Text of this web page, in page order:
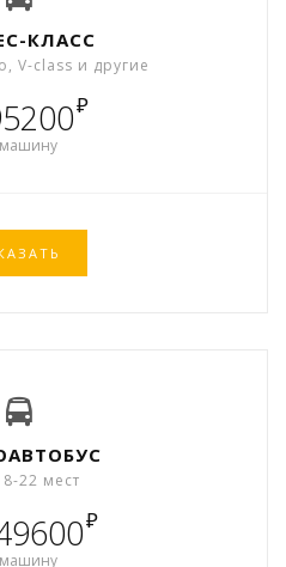
КЛАСС
V-class и другие
₽
22 мест
₽